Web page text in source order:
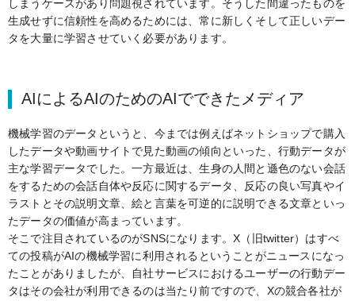
しまうケースがあり問題視されています。そうした間違ったものを
生成せずに信頼性を高めるためには、常に新しくそして正しいデー
タを大量に学習させていく必要があります。
AIによるAIのためのAIでできたメディア
機械学習のデータというと、今までは例えばネットショップで購入
したデータや動画サイトで見た動画の傾向といった、行動データが
主な学習データでした。一方最近は、生身の人間と遜色のない会話
をするための会話自体や反応に関するデータ、反応の良い写真やイ
ラストとその説明文章、絵と言葉を可逆的に説明できる文章といっ
たデータの価値が高まっています。
そこで注目されているのがSNSになります。X（旧twitter）はすべ
ての投稿がAIの機械学習に利用されるということがニュースになっ
たことがありましたが、自社サービスにおけるユーザーの行動デー
タはその会社が利用できるのは当たり前ですので、Xの競合各社が